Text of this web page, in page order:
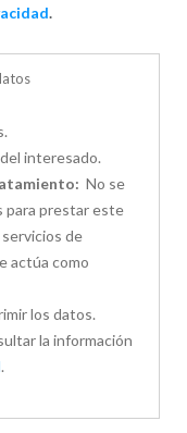
.
interesado.
No se
para prestar este
de
actúa como
los datos.
la información
.